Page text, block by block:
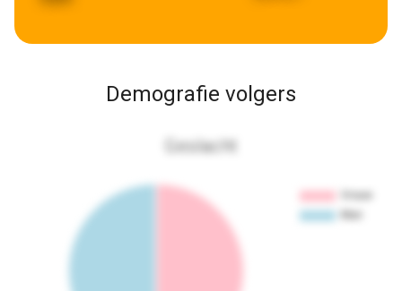
Demografie volgers
Geslacht